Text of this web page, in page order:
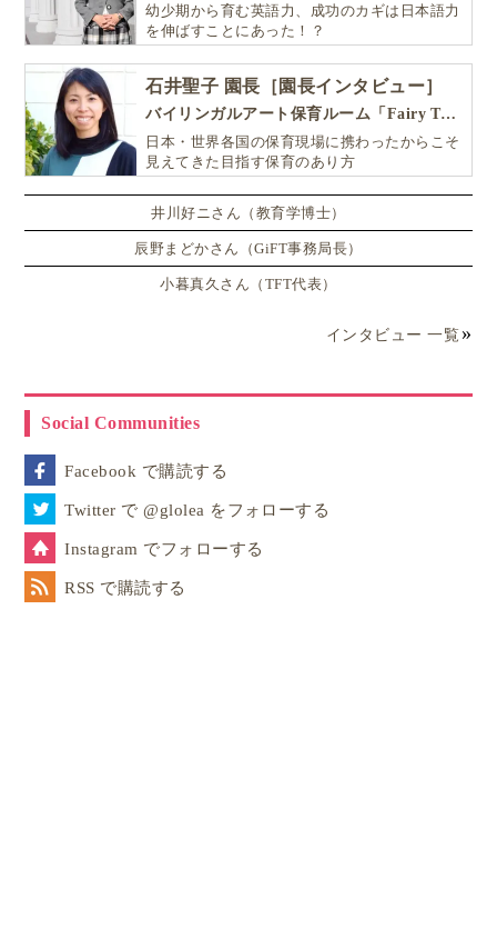
幼少期から育む英語力、成功のカギは日本語力
を伸ばすことにあった！？
石井聖子 園長［園長インタビュー］
バイリンガルアート保育ルーム「Fairy Tale（フェアリーテイル）」
日本・世界各国の保育現場に携わったからこそ
見えてきた目指す保育のあり方
井川好ニさん（教育学博士）
辰野まどかさん（GiFT事務局長）
小暮真久さん（TFT代表）
インタビュー 一覧
Social Communities
Facebook で購読する
Twitter で @glolea をフォローする
Instagram でフォローする
RSS で購読する